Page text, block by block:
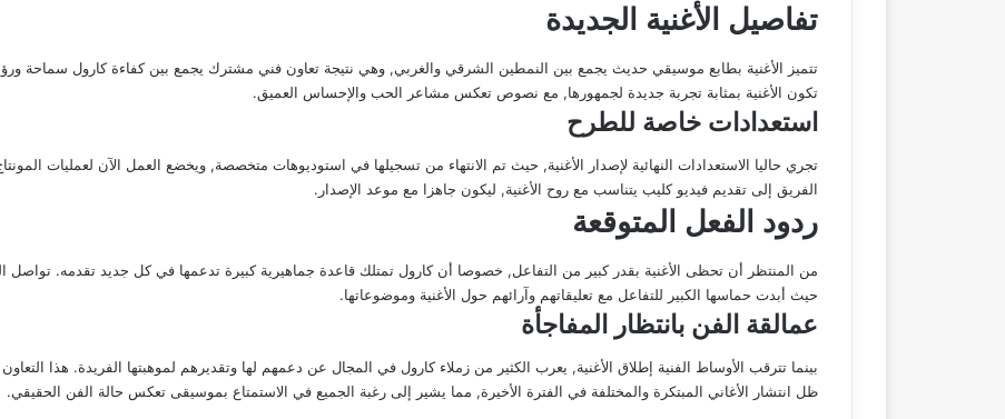
تفاصيل الأغنية الجديدة
تتميز الأغنية بطابع موسيقي حديث يجمع بين النمطين الشرقي والغربي, وهي نتيجة تعاون فني مشترك يجمع بين كفاءة كارول سماحة
تكون الأغنية بمثابة تجربة جديدة لجمهورها, مع نصوص تعكس مشاعر الحب والإحساس العميق.
استعدادات خاصة للطرح
تجري حاليا الاستعدادات النهائية لإصدار الأغنية, حيث تم الانتهاء من تسجيلها في استوديوهات متخصصة, ويخضع العمل الآن لعمليات
الفريق إلى تقديم فيديو كليب يتناسب مع روح الأغنية, ليكون جاهزا مع موعد الإصدار.
ردود الفعل المتوقعة
من المنتظر أن تحظى الأغنية بقدر كبير من التفاعل, خصوصا أن كارول تمتلك قاعدة جماهيرية كبيرة تدعمها في كل جديد تقدمه. تواصل
حيث أبدت حماسها الكبير للتفاعل مع تعليقاتهم وآرائهم حول الأغنية وموضوعاتها.
عمالقة الفن بانتظار المفاجأة
بينما تترقب الأوساط الفنية إطلاق الأغنية, يعرب الكثير من زملاء كارول في المجال عن دعمهم لها وتقديرهم لموهبتها الفريدة. هذا
ظل انتشار الأغاني المبتكرة والمختلفة في الفترة الأخيرة, مما يشير إلى رغبة الجميع في الاستمتاع بموسيقى تعكس حالة الفن الحقيقي.